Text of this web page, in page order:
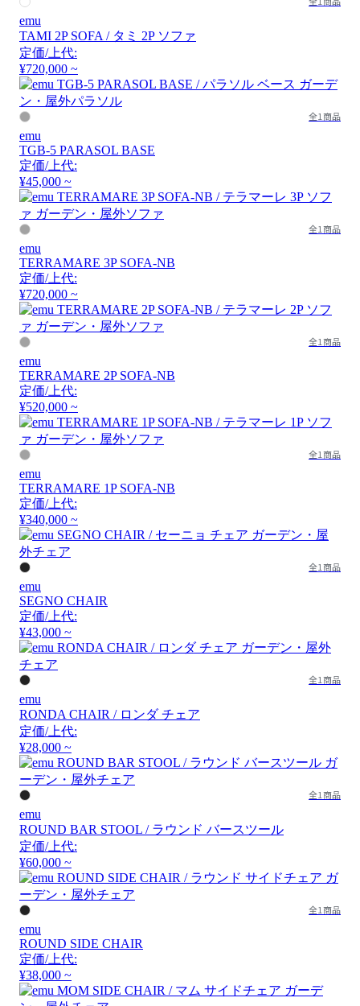
emu
TAMI 2P SOFA / タミ 2P ソファ
定価/上代:
¥720,000 ~
全1商品
emu
TGB-5 PARASOL BASE
定価/上代:
¥45,000 ~
全1商品
emu
TERRAMARE 3P SOFA-NB
定価/上代:
¥720,000 ~
全1商品
emu
TERRAMARE 2P SOFA-NB
定価/上代:
¥520,000 ~
全1商品
emu
TERRAMARE 1P SOFA-NB
定価/上代:
¥340,000 ~
全1商品
emu
SEGNO CHAIR
定価/上代:
¥43,000 ~
全1商品
emu
RONDA CHAIR / ロンダ チェア
定価/上代:
¥28,000 ~
全1商品
emu
ROUND BAR STOOL / ラウンド バースツール
定価/上代:
¥60,000 ~
全1商品
emu
ROUND SIDE CHAIR
定価/上代:
¥38,000 ~